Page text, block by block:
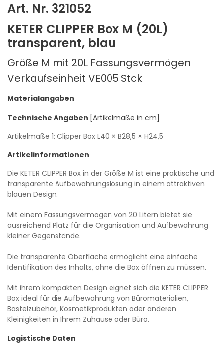
Art. Nr. 321052
KETER CLIPPER Box M (20L)
transparent, blau
Größe M mit 20L Fassungsvermögen
Verkaufseinheit VE005 Stck
Materialangaben
Technische Angaben [Artikelmaße in cm]
Artikelmaße 1: Clipper Box L40 × B28,5 × H24,5
Artikelinformationen
Die KETER CLIPPER Box in der Größe M ist eine praktische und
transparente Aufbewahrungslösung in einem attraktiven
blauen Design.
Mit einem Fassungsvermögen von 20 Litern bietet sie
ausreichend Platz für die Organisation und Aufbewahrung
kleiner Gegenstände.
Die transparente Oberfläche ermöglicht eine einfache
Identifikation des Inhalts, ohne die Box öffnen zu müssen.
Mit ihrem kompakten Design eignet sich die KETER CLIPPER
Box ideal für die Aufbewahrung von Büromaterialien,
Bastelzubehör, Kosmetikprodukten oder anderen
Kleinigkeiten in Ihrem Zuhause oder Büro.
Logistische Daten